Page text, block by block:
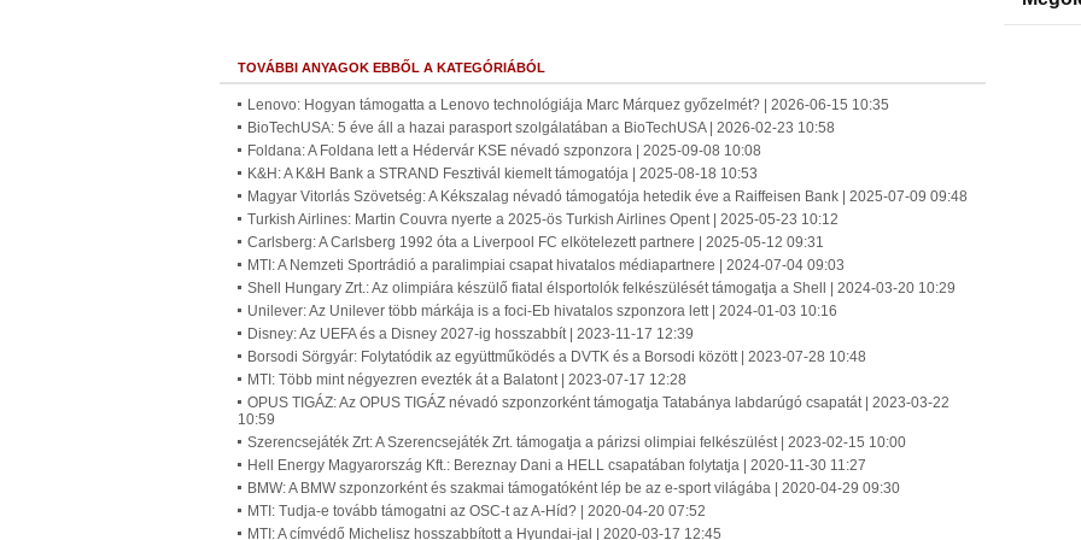
TOVÁBBI ANYAGOK EBBŐL A KATEGÓRIÁBÓL
Lenovo: Hogyan támogatta a Lenovo technológiája Marc Márquez győzelmét? | 2026-06-15 10:35
BioTechUSA: 5 éve áll a hazai parasport szolgálatában a BioTechUSA | 2026-02-23 10:58
Foldana: A Foldana lett a Hédervár KSE névadó szponzora | 2025-09-08 10:08
K&H: A K&H Bank a STRAND Fesztivál kiemelt támogatója | 2025-08-18 10:53
Magyar Vitorlás Szövetség: A Kékszalag névadó támogatója hetedik éve a Raiffeisen Bank | 2025-07-09 09:48
Turkish Airlines: Martin Couvra nyerte a 2025-ös Turkish Airlines Opent | 2025-05-23 10:12
Carlsberg: A Carlsberg 1992 óta a Liverpool FC elkötelezett partnere | 2025-05-12 09:31
MTI: A Nemzeti Sportrádió a paralimpiai csapat hivatalos médiapartnere | 2024-07-04 09:03
Shell Hungary Zrt.: Az olimpiára készülő fiatal élsportolók felkészülését támogatja a Shell | 2024-03-20 10:29
Unilever: Az Unilever több márkája is a foci-Eb hivatalos szponzora lett | 2024-01-03 10:16
Disney: Az UEFA és a Disney 2027-ig hosszabbít | 2023-11-17 12:39
Borsodi Sörgyár: Folytatódik az együttműködés a DVTK és a Borsodi között | 2023-07-28 10:48
MTI: Több mint négyezren evezték át a Balatont | 2023-07-17 12:28
OPUS TIGÁZ: Az OPUS TIGÁZ névadó szponzorként támogatja Tatabánya labdarúgó csapatát | 2023-03-22
10:59
Szerencsejáték Zrt: A Szerencsejáték Zrt. támogatja a párizsi olimpiai felkészülést | 2023-02-15 10:00
Hell Energy Magyarország Kft.: Bereznay Dani a HELL csapatában folytatja | 2020-11-30 11:27
BMW: A BMW szponzorként és szakmai támogatóként lép be az e-sport világába | 2020-04-29 09:30
MTI: Tudja-e tovább támogatni az OSC-t az A-Híd? | 2020-04-20 07:52
MTI: A címvédő Michelisz hosszabbított a Hyundai-jal | 2020-03-17 12:45